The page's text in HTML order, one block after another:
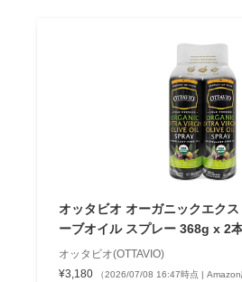
オッタビオ オーガニックエク
ーブオイル スプレー 368g x 2
オッタビオ(OTTAVIO)
¥3,180
（2026/07/08 16:47時点 | Amazon